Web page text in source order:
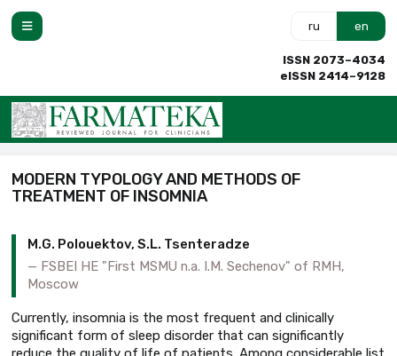
ru en
ISSN 2073–4034
eISSN 2414–9128
MODERN TYPOLOGY AND METHODS OF
TREATMENT OF INSOMNIA
M.G. Polouektov, S.L. Tsenteradze
FSBEI HE "First MSMU n.a. I.M. Sechenov" of RMH,
Moscow
Currently, insomnia is the most frequent and clinically
significant form of sleep disorder that can significantly